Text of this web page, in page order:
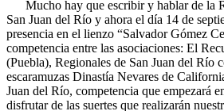
Mucho hay que escribir y hablar de la
San Juan del Río y ahora el día 14 de
presencia en el lienzo “Salvador Gómez
competencia entre las asociaciones: El
(Puebla), Regionales de San Juan del Río
escaramuzas Dinastía Nevares de
Juan del Río, competencia que empezará
disfrutar de las suertes que realizarán